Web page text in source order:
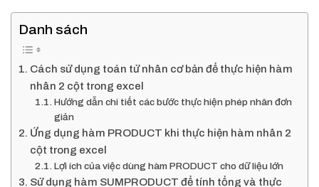
Danh sách
Cách sử dụng toán tử nhân cơ bản để thực hiện hàm
nhân 2 cột trong excel
Hướng dẫn chi tiết các bước thực hiện phép nhân đơn
giản
Ứng dụng hàm PRODUCT khi thực hiện hàm nhân 2
cột trong excel
Lợi ích của việc dùng hàm PRODUCT cho dữ liệu lớn
Sử dụng hàm SUMPRODUCT để tính tổng và thực